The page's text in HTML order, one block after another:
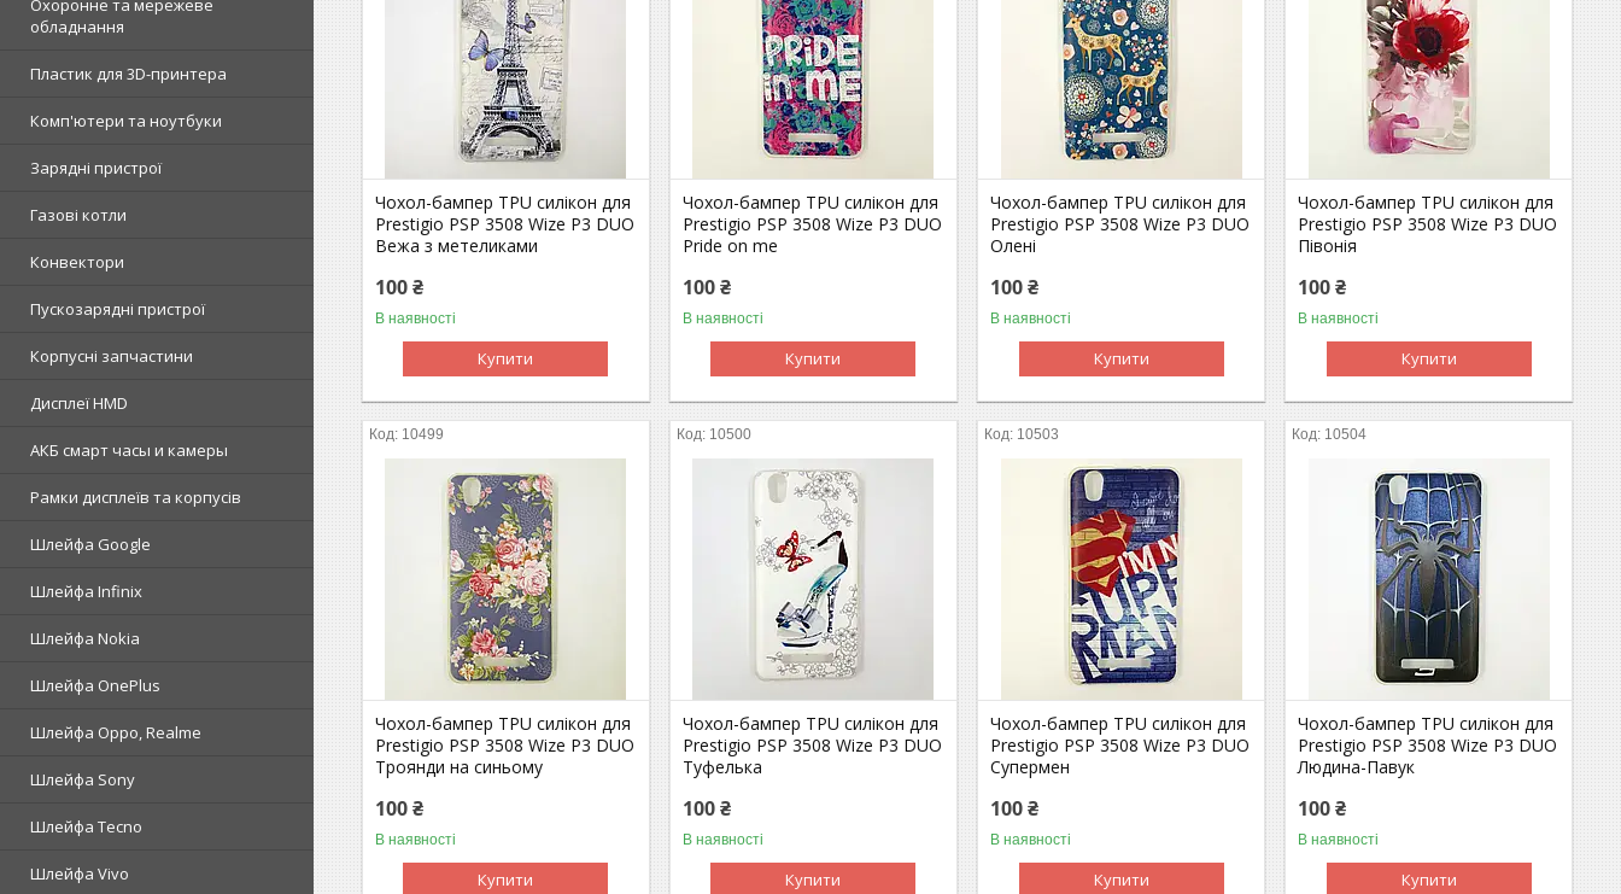
Охоронне та мережеве
обладнання
Пластик для 3D-принтера
Комп'ютери та ноутбуки
Зарядні пристрої
Газові котли
Конвектори
Пускозарядні пристрої
Корпусні запчастини
Дисплеї HMD
АКБ смарт часы и камеры
Рамки дисплеїв та корпусів
Шлейфа Google
Шлейфа Infinix
Шлейфа Nokia
Шлейфа OnePlus
Шлейфа Oppo, Realme
Шлейфа Sony
Шлейфа Tecno
Шлейфа Vivo
Чохол-бампер TPU силікон для
Prestigio PSP 3508 Wize P3 DUO
Вежа з метеликами
100 ₴
В наявності
Купити
Чохол-бампер TPU силікон для
Prestigio PSP 3508 Wize P3 DUO
Pride on me
100 ₴
В наявності
Купити
Чохол-бампер TPU силікон для
Prestigio PSP 3508 Wize P3 DUO
Олені
100 ₴
В наявності
Купити
Чохол-бампер TPU силікон для
Prestigio PSP 3508 Wize P3 DUO
Півонія
100 ₴
В наявності
Купити
10499
Чохол-бампер TPU силікон для
Prestigio PSP 3508 Wize P3 DUO
Троянди на синьому
100 ₴
В наявності
Купити
10500
Чохол-бампер TPU силікон для
Prestigio PSP 3508 Wize P3 DUO
Туфелька
100 ₴
В наявності
Купити
10503
Чохол-бампер TPU силікон для
Prestigio PSP 3508 Wize P3 DUO
Супермен
100 ₴
В наявності
Купити
10504
Чохол-бампер TPU силікон для
Prestigio PSP 3508 Wize P3 DUO
Людина-Павук
100 ₴
В наявності
Купити